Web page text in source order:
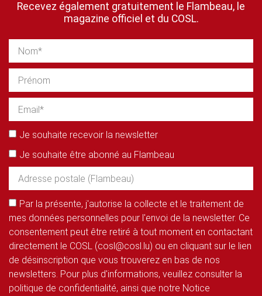
Recevez également gratuitement le Flambeau, le
magazine officiel et du COSL.
Je souhaite recevoir la newsletter
Je souhaite être abonné au Flambeau
Par la présente, j'autorise la collecte et le traitement de
mes données personnelles pour l'envoi de la newsletter. Ce
consentement peut être retiré à tout moment en contactant
directement le COSL (cosl@cosl.lu) ou en cliquant sur le lien
de désinscription que vous trouverez en bas de nos
newsletters. Pour plus d'informations, veuillez consulter la
politique de confidentialité, ainsi que notre Notice